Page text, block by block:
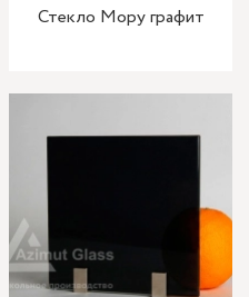
Стекло Мору графит